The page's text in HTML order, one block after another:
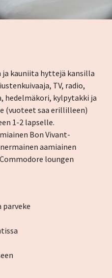
kauniita hyttejä kansilla
TV, radio,
hedelmäkori, kylpytakki ja
(vuoteet saa erillilleen)
1-2 lapselle.
Bon Vivant-
aamiainen
loungen
parveke